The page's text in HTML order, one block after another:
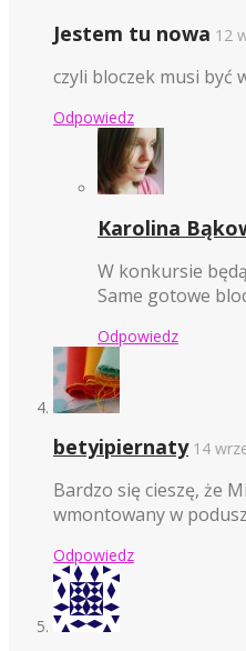
Jestem tu nowa 12
czyli bloczek musi być
Odpowiedz
Karolina
W konkursie
Same gotowe
Odpowiedz
betyipiernaty 14
Bardzo się cieszę, że
wmontowany w
Odpowiedz